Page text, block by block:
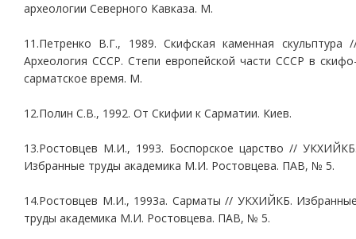
археологии Северного Кавказа. М.
11.Петренко В.Г., 1989. Скифская каменная скульптура
Археология СССР. Степи европейской части СССР в
сарматское время. М.
12.Полин С.В., 1992. От Скифии к Сарматии. Киев.
13.Ростовцев М.И., 1993. Боспорское царство //
Избранные труды академика М.И. Ростовцева. ПАВ, № 5.
14.Ростовцев М.И., 1993а. Сарматы // УКХИЙКБ.
труды академика М.И. Ростовцева. ПАВ, № 5.